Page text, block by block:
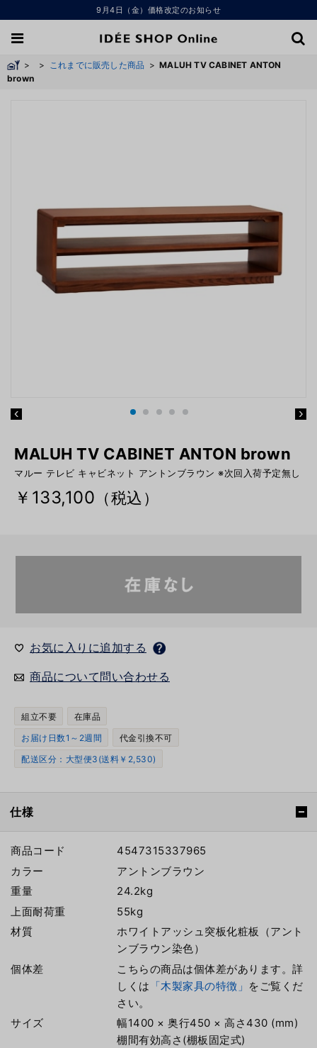
9月4日（金）価格改定のお知らせ
> > これまでに販売した商品 >MALUH TV CABINET ANTON
brown
MALUH TV CABINET ANTON brown
マルー テレビ キャビネット アントンブラウン ※次回入荷予定無し
￥133,100 （税込）
お気に入りに追加する
商品について問い合わせる
組立不要
在庫品
お届け日数1～2週間
代金引換不可
配送区分：大型便3(送料￥2,530)
仕様
商品コード
4547315337965
カラー
アントンブラウン
重量
24.2kg
上面耐荷重
55kg
材質
ホワイトアッシュ突板化粧板（アント
ンブラウン染色）
個体差
こちらの商品は個体差があります。詳
しくは 「木製家具の特徴」 をご覧くだ
さい。
サイズ
幅1400 × 奥行450 × 高さ430 (mm)
棚間有効高さ(棚板固定式)